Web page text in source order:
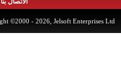
الاتصال بنا -
©2000 - 2026, Jelsoft Enterprises